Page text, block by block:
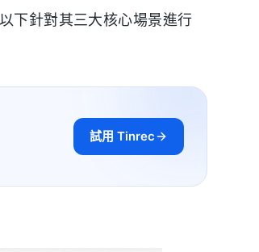
下針對其三大核心場景進行
試用 Tinrec